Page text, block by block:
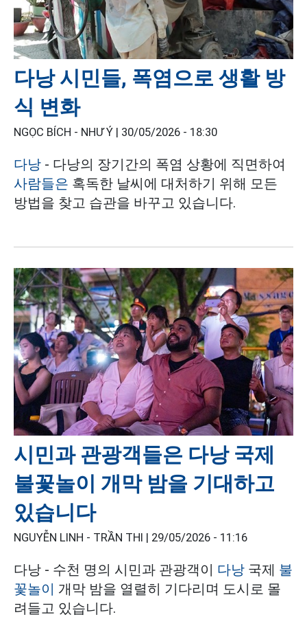
다낭 시민들, 폭염으로 생활 방
식 변화
NGỌC BÍCH - NHƯ Ý | 30/05/2026 - 18:30
다낭 - 다낭의 장기간의 폭염 상황에 직면하여
사람들은 혹독한 날씨에 대처하기 위해 모든
방법을 찾고 습관을 바꾸고 있습니다.
시민과 관광객들은 다낭 국제
불꽃놀이 개막 밤을 기대하고
있습니다
NGUYỄN LINH - TRẦN THI | 29/05/2026 - 11:16
다낭 - 수천 명의 시민과 관광객이 다낭 국제 불
꽃놀이 개막 밤을 열렬히 기다리며 도시로 몰
려들고 있습니다.